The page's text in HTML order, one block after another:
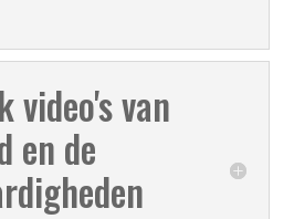
video's van
en de